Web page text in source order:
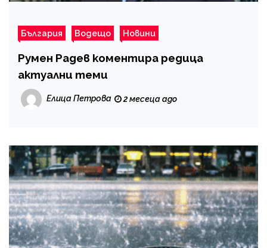
България Водещо Новини
Румен Радев коментира редица
актуални теми
Елица Петрова 2 месеца ago